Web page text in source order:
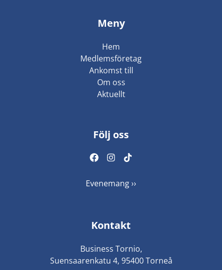
Meny
Hem
Medlemsföretag
Ankomst till
Om oss
Aktuellt
Följ oss
Evenemang ››
Kontakt
Business Tornio,
Suensaarenkatu 4, 95400 Torneå